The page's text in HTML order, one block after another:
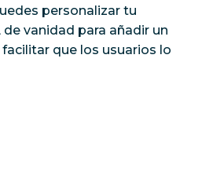
personalizar tu
de vanidad para añadir un
que los usuarios lo